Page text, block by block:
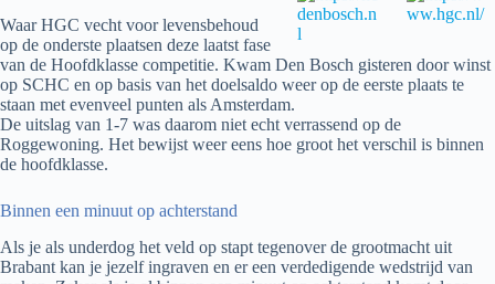
Waar HGC vecht voor levensbehoud
op de onderste plaatsen deze laatst fase
van de Hoofdklasse competitie. Kwam Den Bosch gisteren door winst
op SCHC en op basis van het doelsaldo weer op de eerste plaats te
staan met evenveel punten als Amsterdam.
De uitslag van 1-7 was daarom niet echt verrassend op de
Roggewoning. Het bewijst weer eens hoe groot het verschil is binnen
de hoofdklasse.
Binnen een minuut op achterstand
Als je als underdog het veld op stapt tegenover de grootmacht uit
Brabant kan je jezelf ingraven en er een verdedigende wedstrijd van